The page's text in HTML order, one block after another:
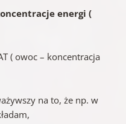
energi (
( owoc – koncentracja
na to, że np. w